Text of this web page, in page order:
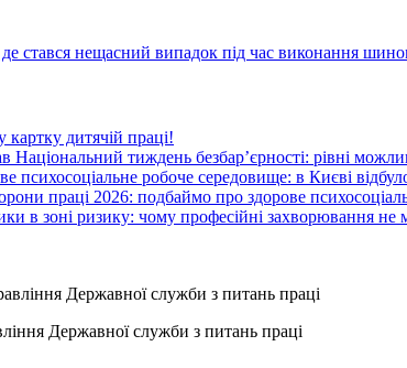
стався нещасний випадок під час виконання
дитячій праці!
Національний тиждень безбар’єрності: рівні
психосоціальне робоче середовище: в Києві
праці 2026: подбаймо про здорове
в зоні ризику: чому професійні захворювання
Державної служби з питань праці